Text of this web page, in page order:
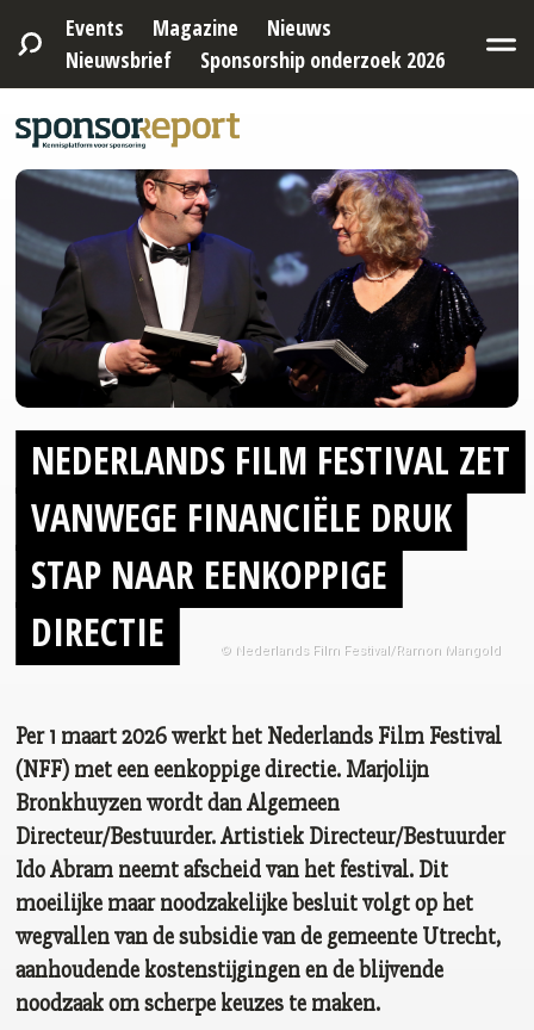
Events Magazine
Nieuws
Nieuwsbrief
Sponsorship onderzoek 2026
© Nederlands Film Festival/Ramon Mangold
NEDERLANDS FILM FESTIVAL ZET
VANWEGE FINANCIËLE DRUK
STAP NAAR EENKOPPIGE
DIRECTIE
Per 1 maart 2026 werkt het Nederlands Film Festival
(NFF) met een eenkoppige directie. Marjolijn
Bronkhuyzen wordt dan Algemeen
Directeur/Bestuurder. Artistiek Directeur/Bestuurder
Ido Abram neemt afscheid van het festival. Dit
moeilijke maar noodzakelijke besluit volgt op het
wegvallen van de subsidie van de gemeente Utrecht,
aanhoudende kostenstijgingen en de blijvende
noodzaak om scherpe keuzes te maken.